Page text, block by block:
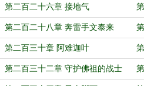
第二百二十六章 接地气
第二百二十八章 奔雷手文泰来
女
第二百三十章 阿难迦叶
第二百三十二章 守护佛祖的战士